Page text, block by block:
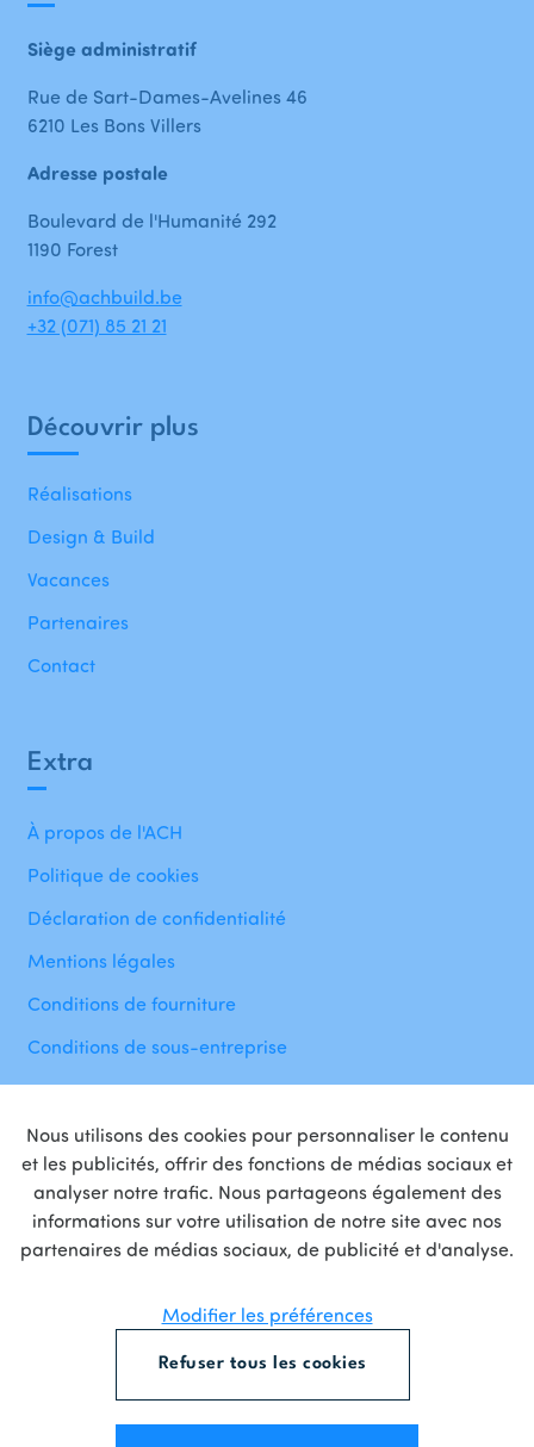
Nous utilisons des cookies pour personnaliser le contenu
et les publicités, offrir des fonctions de médias sociaux et
analyser notre trafic. Nous partageons également des
informations sur votre utilisation de notre site avec nos
partenaires de médias sociaux, de publicité et d'analyse.
Modifier les préférences
Refuser tous les cookies
Extra
À propos de l'ACH
Politique de cookies
Déclaration de confidentialité
Mentions légales
Conditions de fourniture
Conditions de sous-entreprise
Découvrir plus
Réalisations
Design & Build
Vacances
Partenaires
Contact
Siège administratif
Rue de Sart-Dames-Avelines 46
6210 Les Bons Villers
Adresse postale
Boulevard de l'Humanité 292
1190 Forest
info@achbuild.be
+32 (071) 85 21 21
Fièrepartenairede